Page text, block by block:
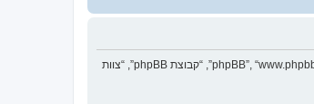
הסכם זה מסביר בפירוט כיצד “” יחד עם החברות הקשורות אליה (להלן “אנחנו”, “אותנו”, “שלנו”, “”, “https://vgfreak.com/forum”) ו־phpBB (להלן “הם”, “אותם”, “שלהם”, “מערכת phpBB”, “www.phpbb.co.il”, “קבוצת phpBB”, “צוות